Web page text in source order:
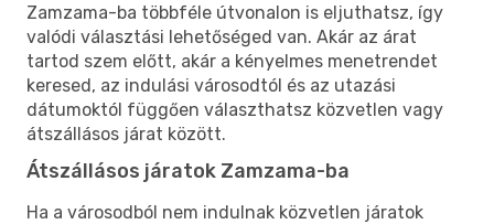
Zamzama-ba többféle útvonalon is eljuthatsz, így
valódi választási lehetőséged van. Akár az árat
tartod szem előtt, akár a kényelmes menetrendet
keresed, az indulási városodtól és az utazási
dátumoktól függően választhatsz közvetlen vagy
átszállásos járat között.
Átszállásos járatok Zamzama-ba
Ha a városodból nem indulnak közvetlen járatok